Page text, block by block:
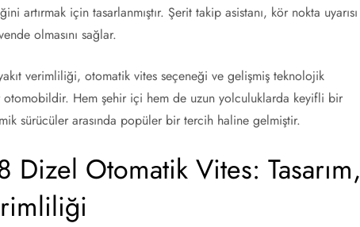
artırmak için tasarlanmıştır. Şerit takip asistanı, kör nokta uyarısı
olmasını sağlar.
verimliliği, otomatik vites seçeneği ve gelişmiş teknolojik
otomobildir. Hem şehir içi hem de uzun yolculuklarda keyifli bir
sürücüler arasında popüler bir tercih haline gelmiştir.
Otomatik Vites: Tasarım,